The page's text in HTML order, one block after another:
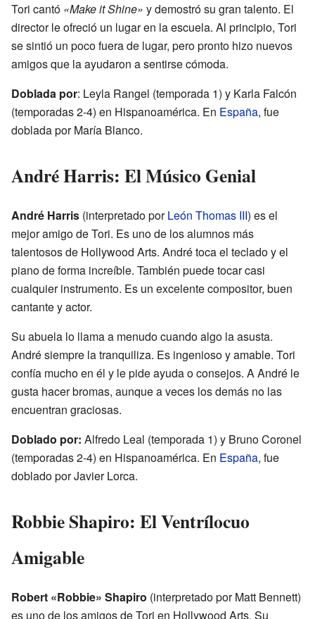
Tori cantó «Make it Shine» y demostró su gran talento. El
director le ofreció un lugar en la escuela. Al principio, Tori
se sintió un poco fuera de lugar, pero pronto hizo nuevos
amigos que la ayudaron a sentirse cómoda.
Doblada por: Leyla Rangel (temporada 1) y Karla Falcón
(temporadas 2-4) en Hispanoamérica. En España, fue
doblada por María Blanco.
André Harris: El Músico Genial
André Harris (interpretado porLeón Thomas III) es el
mejor amigo de Tori. Es uno de los alumnos más
talentosos de Hollywood Arts. André toca el teclado y el
piano de forma increíble. También puede tocar casi
cualquier instrumento. Es un excelente compositor, buen
cantante y actor.
Su abuela lo llama a menudo cuando algo la asusta.
André siempre la tranquiliza. Es ingenioso y amable. Tori
confía mucho en él y le pide ayuda o consejos. A André le
gusta hacer bromas, aunque a veces los demás no las
encuentran graciosas.
Doblado por: Alfredo Leal (temporada 1) y Bruno Coronel
(temporadas 2-4) en Hispanoamérica. En España, fue
doblado por Javier Lorca.
Robbie Shapiro: El Ventrílocuo
Amigable
Robert «Robbie» Shapiro (interpretado por Matt Bennett)
es uno de los amigos de Tori en Hollywood Arts. Su